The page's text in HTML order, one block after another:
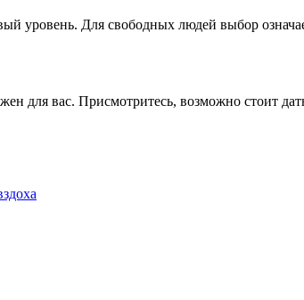
Для свободных людей выбор
для вас. Присмотритесь, возможно стоит